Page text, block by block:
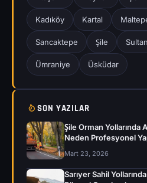
Kadıköy Kartal
Sancaktepe Şile
Ümraniye Üsküdar
SON YAZILAR
Şile Orman Yollarında
Neden Profesyonel
Mart 23, 2026
Sarıyer Sahil